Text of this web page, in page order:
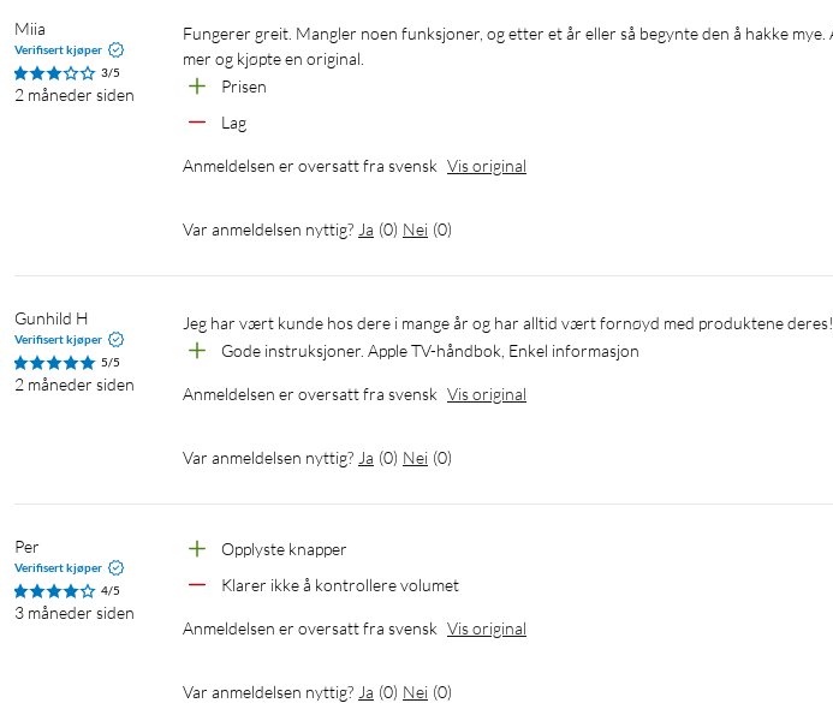
Miia
Verifisert kjøper
3/5
2 måneder siden
Fungerer greit. Mangler noen funksjoner, og etter et år eller så begynte den å hakke mye. Angrer på at vi ikke betalte litt
mer og kjøpte en original.
Prisen
Lag
Anmeldelsen er oversatt fra svensk Vis original
Var anmeldelsen nyttig? Ja (0) Nei (0)
Gunhild H
Verifisert kjøper
5/5
2 måneder siden
Jeg har vært kunde hos dere i mange år og har alltid vært fornøyd med produktene deres!
Gode instruksjoner. Apple TV-håndbok, Enkel informasjon
Anmeldelsen er oversatt fra svensk Vis original
Var anmeldelsen nyttig? Ja (0) Nei (0)
Per
Verifisert kjøper
4/5
3 måneder siden
Opplyste knapper
Klarer ikke å kontrollere volumet
Anmeldelsen er oversatt fra svensk Vis original
Var anmeldelsen nyttig? Ja (0) Nei (0)